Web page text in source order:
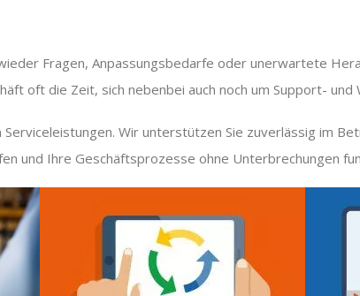
Fragen, Anpassungsbedarfe oder unerwartete
oft die Zeit, sich nebenbei auch noch um Support- und
Wir unterstützen Sie zuverlässig im
und Ihre Geschäftsprozesse ohne Unterbrechungen